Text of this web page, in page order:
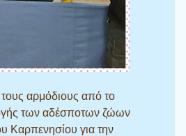
αρμόδιους από το
των αδέσποτων ζώων
Καρπενησίου για την